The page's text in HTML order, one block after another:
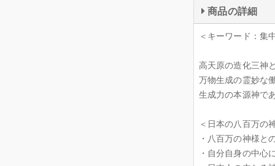
商品の詳細
＜キーワード：集
高天原の造化三神
万物生成の霊妙な
生成力の本源神で
＜日本の八百万
・八百万の神様と
・自分自身の中心